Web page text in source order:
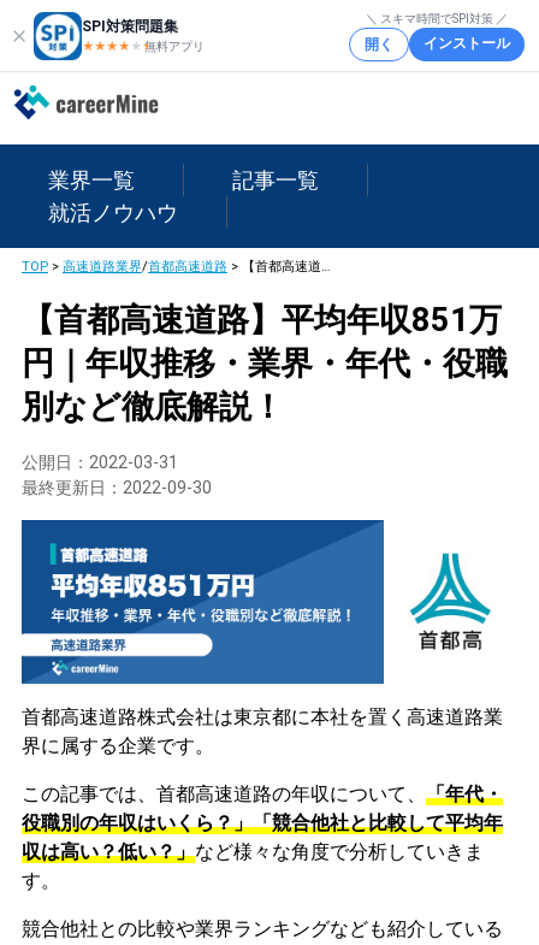
SPI対策問題集
★★★★ ★★
無料アプリ
＼ スキマ時間でSPI対策 ／
開く インストール
業界一覧
記事一覧
就活ノウハウ
TOP> 高速道路業界/首都高速道路> 【首都高速道路】平均年収851万円｜年収推移・業界・年代・役職別など徹底解説！
【首都高速道路】平均年収851万
円｜年収推移・業界・年代・役職
別など徹底解説！
公開日： 2022-03-31
最終更新日： 2022-09-30
首都高速道路株式会社は東京都に本社を置く高速道路業
界に属する企業です。
この記事では、首都高速道路の年収について、 「年代・
役職別の年収はいくら？」「競合他社と比較して平均年
収は高い？低い？」など様々な角度で分析していきま
す。
競合他社との比較や業界ランキングなども紹介している